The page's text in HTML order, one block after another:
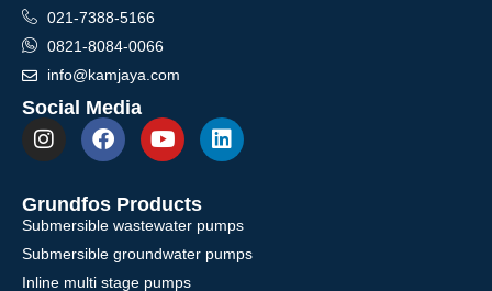
021-7388-5166
0821-8084-0066
info@kamjaya.com
Social Media
Grundfos Products
Submersible wastewater pumps
Submersible groundwater pumps
Inline multi stage pumps